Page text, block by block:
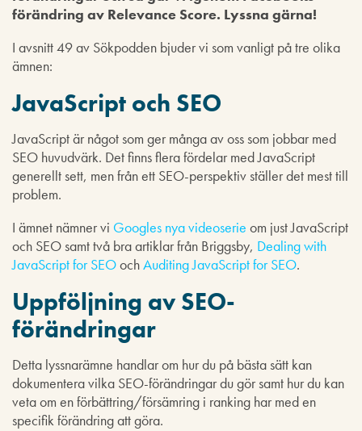
förändring av Relevance Score. Lyssna gärna!
I avsnitt 49 av Sökpodden bjuder vi som vanligt på tre olika
ämnen:
JavaScript och SEO
JavaScript är något som ger många av oss som jobbar med
SEO huvudvärk. Det finns flera fördelar med JavaScript
generellt sett, men från ett SEO-perspektiv ställer det mest till
problem.
I ämnet nämner vi Googles nya videoserie om just JavaScript
och SEO samt två bra artiklar från Briggsby, Dealing with
JavaScript for SEOochAuditing JavaScript for SEO.
Uppföljning av SEO-
förändringar
Detta lyssnarämne handlar om hur du på bästa sätt kan
dokumentera vilka SEO-förändringar du gör samt hur du kan
veta om en förbättring/försämring i ranking har med en
specifik förändring att göra.